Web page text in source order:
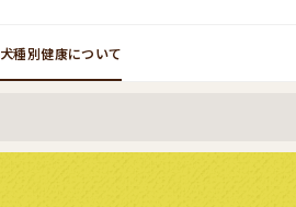
犬種別健康について